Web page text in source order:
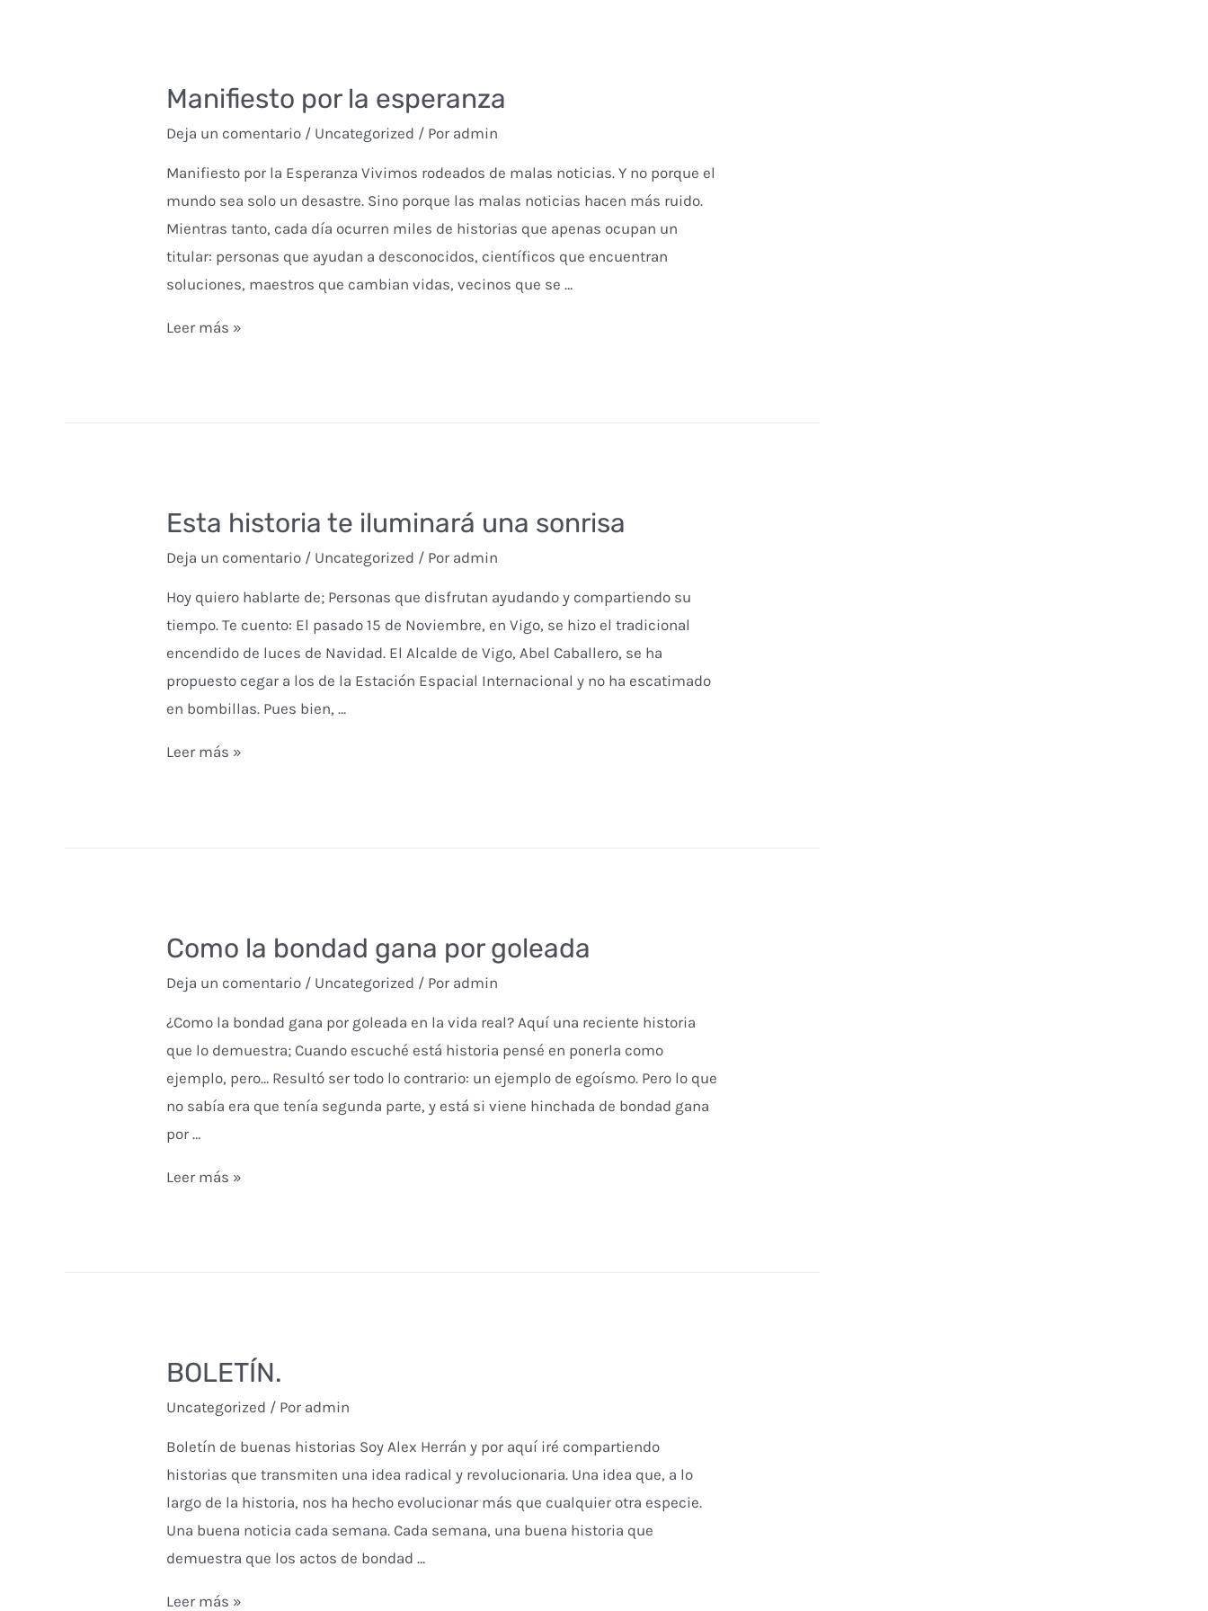
Manifiesto por la esperanza
Deja un comentario / Uncategorized / Por admin
Manifiesto por la Esperanza Vivimos rodeados de malas noticias. Y no porque el
mundo sea solo un desastre. Sino porque las malas noticias hacen más ruido.
Mientras tanto, cada día ocurren miles de historias que apenas ocupan un
titular: personas que ayudan a desconocidos, científicos que encuentran
soluciones, maestros que cambian vidas, vecinos que se …
Manifiesto
Leer más »
Esta historia te iluminará una sonrisa
Deja un comentario / Uncategorized / Por admin
Hoy quiero hablarte de; Personas que disfrutan ayudando y compartiendo su
tiempo. Te cuento: El pasado 15 de Noviembre, en Vigo, se hizo el tradicional
encendido de luces de Navidad. El Alcalde de Vigo, Abel Caballero, se ha
propuesto cegar a los de la Estación Espacial Internacional y no ha escatimado
en bombillas. Pues bien, …
Esta
Leer más »
Como la bondad gana por goleada
Deja un comentario / Uncategorized / Por admin
¿Como la bondad gana por goleada en la vida real? Aquí una reciente historia
que lo demuestra; Cuando escuché está historia pensé en ponerla como
ejemplo, pero… Resultó ser todo lo contrario: un ejemplo de egoísmo. Pero lo que
no sabía era que tenía segunda parte, y está si viene hinchada de bondad gana
por …
Como
Leer más »
BOLETÍN.
Uncategorized / Por admin
Boletín de buenas historias Soy Alex Herrán y por aquí iré compartiendo
historias que transmiten una idea radical y revolucionaria. Una idea que, a lo
largo de la historia, nos ha hecho evolucionar más que cualquier otra especie.
Una buena noticia cada semana. Cada semana, una buena historia que
demuestra que los actos de bondad …
BOLETÍN.
Leer más »